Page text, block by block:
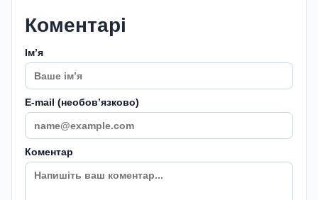
Коментарі
Імʼя
E-mail (необовʼязково)
Коментар